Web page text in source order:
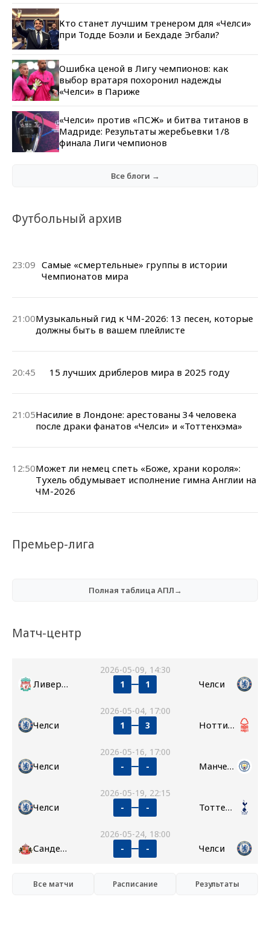
Кто станет лучшим тренером для «Челси»
при Тодде Боэли и Бехдаде Эгбали?
Ошибка ценой в Лигу чемпионов: как
выбор вратаря похоронил надежды
«Челси» в Париже
«Челси» против «ПСЖ» и битва титанов в
Мадриде: Результаты жеребьевки 1/8
финала Лиги чемпионов
Все блоги →
Футбольный архив
23:09 Самые «смертельные» группы в истории
Чемпионатов мира
21:00Музыкальный гид к ЧМ-2026: 13 песен, которые
должны быть в вашем плейлисте
20:45 15 лучших дриблеров мира в 2025 году
21:05Насилие в Лондоне: арестованы 34 человека
после драки фанатов «Челси» и «Тоттенхэма»
12:50Может ли немец спеть «Боже, храни короля»:
Тухель обдумывает исполнение гимна Англии на
ЧМ-2026
Премьер-лига
Полная таблица АПЛ→
Матч-центр
2026-05-09, 14:30
Ливерпуль 1 1 Челси
2026-05-04, 17:00
Челси 1 3 Ноттингем Форест
2026-05-16, 17:00
Челси - - Манчестер Сити
2026-05-19, 22:15
Челси - - Тоттенхэм
2026-05-24, 18:00
Сандерленд - - Челси
Все матчи Расписание Результаты